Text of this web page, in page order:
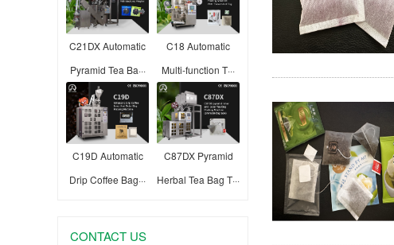
C21DX Automatic
Pyramid Tea Ba···
C18 Automatic
Multi-function T···
C19D Automatic
Drip Coffee Bag···
C87DX Pyramid
Herbal Tea Bag T···
CONTACT US